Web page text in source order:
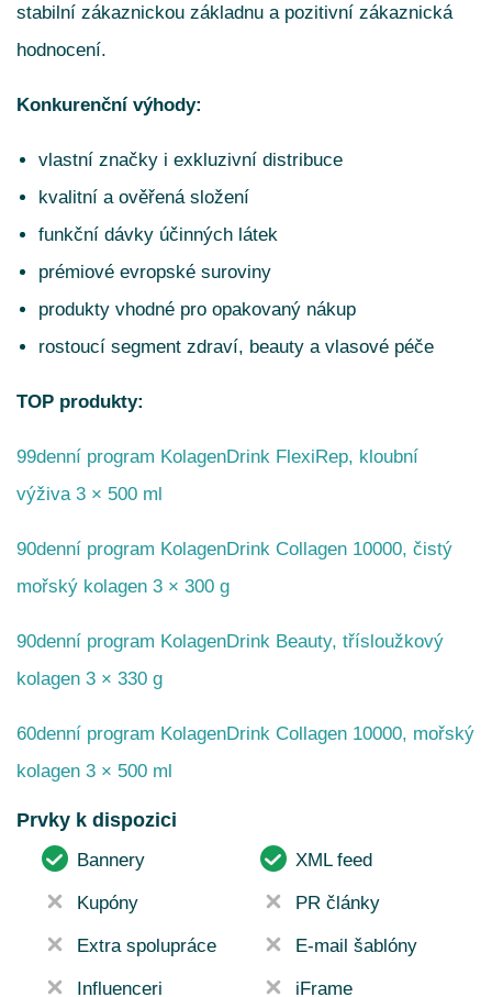
stabilní zákaznickou základnu a pozitivní zákaznická
hodnocení.
Konkurenční výhody:
vlastní značky i exkluzivní distribuce
kvalitní a ověřená složení
funkční dávky účinných látek
prémiové evropské suroviny
produkty vhodné pro opakovaný nákup
rostoucí segment zdraví, beauty a vlasové péče
TOP produkty:
99denní program KolagenDrink FlexiRep, kloubní
výživa 3 × 500 ml
90denní program KolagenDrink Collagen 10000, čistý
mořský kolagen 3 × 300 g
90denní program KolagenDrink Beauty, třísloužkový
kolagen 3 × 330 g
60denní program KolagenDrink Collagen 10000, mořský
kolagen 3 × 500 ml
Prvky k dispozici
Bannery XML feed
Kupóny PR články
Extra spolupráce E-mail šablóny
Influenceri iFrame